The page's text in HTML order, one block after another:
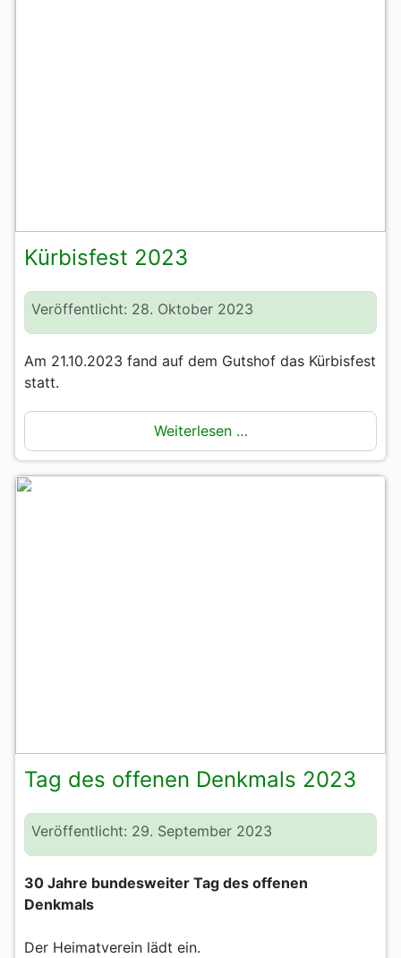
Kürbisfest 2023
Veröffentlicht: 28. Oktober 2023
Am 21.10.2023 fand auf dem Gutshof das Kürbisfest
statt.
Weiterlesen …
Tag des offenen Denkmals 2023
Veröffentlicht: 29. September 2023
30 Jahre bundesweiter Tag des offenen
Denkmals
Der Heimatverein lädt ein.